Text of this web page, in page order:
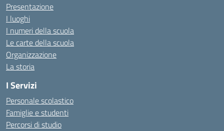
Presentazione
I luoghi
I numeri della scuola
Le carte della scuola
Organizzazione
La storia
I Servizi
Personale scolastico
Famiglie e studenti
Percorsi di studio